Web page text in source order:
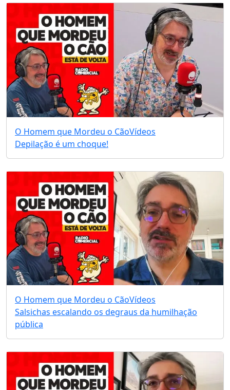
O Homem que Mordeu o CãoVídeos
Depilação é um choque!
O Homem que Mordeu o CãoVídeos
Salsichas escalando os degraus da humilhação
pública